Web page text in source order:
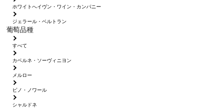
ホワイトへイヴン・ワイン・カンパニー
ジェラール・ベルトラン
葡萄品種
すべて
カベルネ・ソーヴィニヨン
メルロー
ピノ・ノワール
シャルドネ